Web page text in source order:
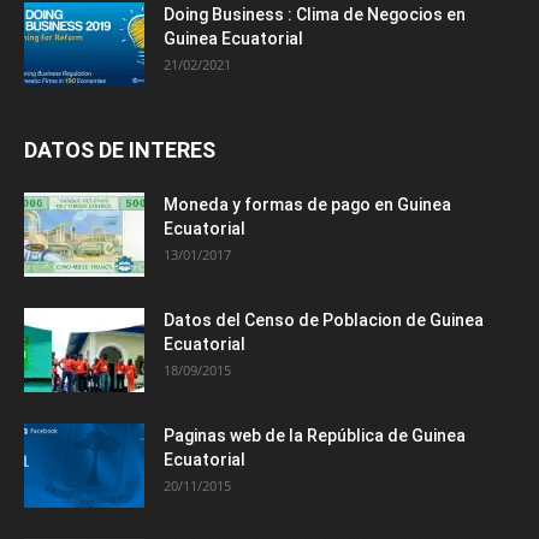
Doing Business : Clima de Negocios en
Guinea Ecuatorial
21/02/2021
DATOS DE INTERES
Moneda y formas de pago en Guinea
Ecuatorial
13/01/2017
Datos del Censo de Poblacion de Guinea
Ecuatorial
18/09/2015
Paginas web de la República de Guinea
Ecuatorial
20/11/2015